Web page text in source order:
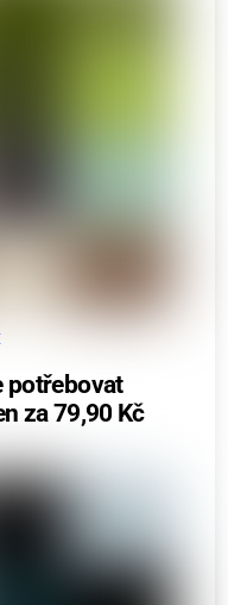
potřebovat
za 79,90 Kč